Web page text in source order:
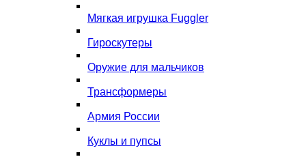
Мягкая игрушка Fuggler
Гироскутеры
Оружие для мальчиков
Трансформеры
Армия России
Куклы и пупсы